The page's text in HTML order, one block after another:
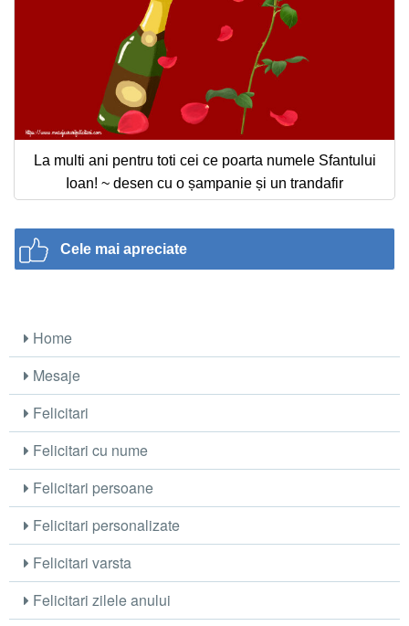
La multi ani pentru toti cei ce poarta numele Sfantului
Ioan! ~ desen cu o șampanie și un trandafir
Cele mai apreciate
Home
Mesaje
Felicitari
Felicitari cu nume
Felicitari persoane
Felicitari personalizate
Felicitari varsta
Felicitari zilele anului